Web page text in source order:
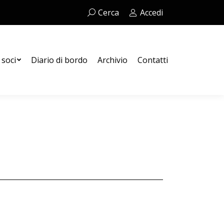
Cerca:Cerca Accedi
Diario di bordo Archivio Contatti
Contatti